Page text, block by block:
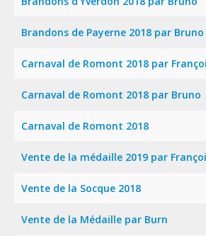
Brandons de Payerne 2018 par Bruno
Carnaval de Romont 2018 par
Carnaval de Romont 2018 par Bruno
Carnaval de Romont 2018
Vente de la médaille 2019 par
Vente de la Socque 2018
Vente de la Médaille par Burn